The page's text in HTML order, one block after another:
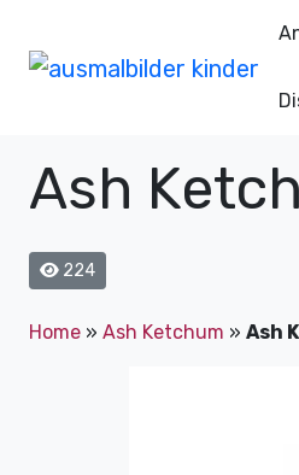
Ash
224
Home » Ash Ketchum » Ash